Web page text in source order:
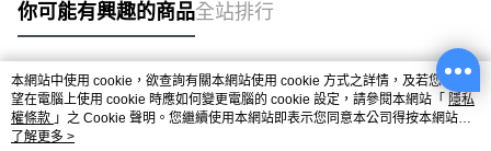
你可能有興趣的商品全站排行
熱門標籤
本網站中使用 cookie，欲查詢有關本網站使用 cookie 方式之詳情，及若您不希
望在電腦上使用 cookie 時應如何變更電腦的 cookie 設定，請參閱本網站「 隱私
權條款 」之 Cookie 聲明。您繼續使用本網站即表示您同意本公司得按本網站使
用條款之 Cookie 聲明使用 cookie。
了解更多 >